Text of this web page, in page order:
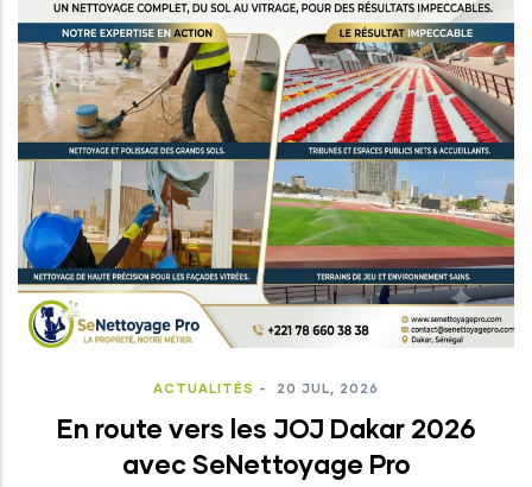
ACTUALITÉS - 20 JUL, 2026
En route vers les JOJ Dakar 2026
avec SeNettoyage Pro